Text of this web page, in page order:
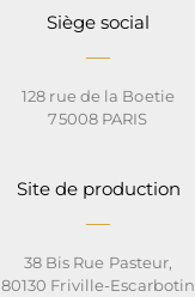
Siège social
128 rue de la Boetie
75008 PARIS
Site de production
38 Bis Rue Pasteur,
80130 Friville-Escarbotin